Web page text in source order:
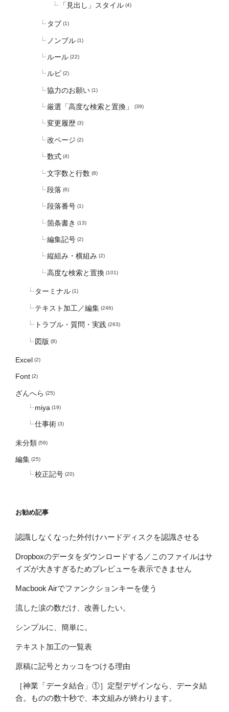
「見出し」スタイル (4)
タブ (1)
ノンブル (1)
ルール (22)
ルビ (2)
協力のお願い (1)
厳選「高度な検索と置換」 (39)
変更履歴 (3)
改ページ (2)
数式 (4)
文字数と行数 (8)
段落 (6)
段落番号 (1)
箇条書き (13)
編集記号 (2)
縦組み・横組み (2)
高度な検索と置換 (101)
ターミナル (1)
テキスト加工／編集 (246)
トラブル・質問・実践 (263)
図版 (8)
Excel (2)
Font (2)
ざんへら (25)
miya (19)
仕事術 (3)
未分類 (59)
編集 (25)
校正記号 (20)
お勧め記事
認識しなくなった外付けハードディスクを認識させる
Dropboxのデータをダウンロードする／このファイルはサ
イズが大きすぎるためプレビューを表示できません
Macbook Airでファンクションキーを使う
流した涙の数だけ、改善したい。
シンプルに、簡単に。
テキスト加工の一覧表
原稿に記号とカッコをつける理由
［神業「データ結合」①］定型デザインなら、データ結
合。ものの数十秒で、本文組みが終わります。